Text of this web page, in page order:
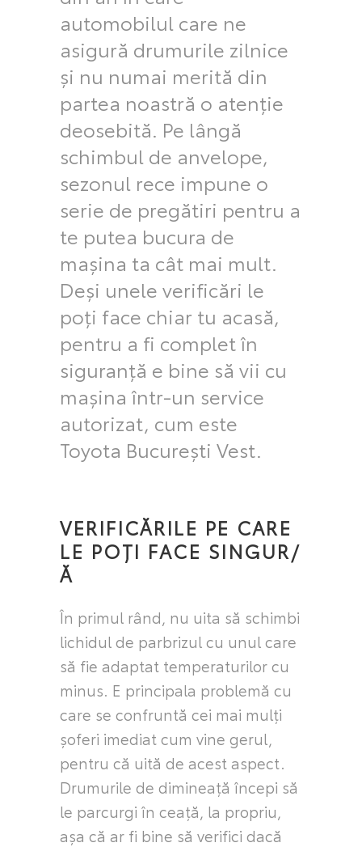
automobilul care ne
asigură drumurile zilnice
și nu numai merită din
partea noastră o atenție
deosebită. Pe lângă
schimbul de anvelope,
sezonul rece impune o
serie de pregătiri pentru a
te putea bucura de
mașina ta cât mai mult.
Deşi unele verificări le
poţi face chiar tu acasă,
pentru a fi complet în
siguranță e bine să vii cu
mașina într-un service
autorizat, cum este
Toyota București Vest.
VERIFICĂRILE PE CARE
LE POȚI FACE SINGUR/
Ă
În primul rând, nu uita să schimbi
lichidul de parbrizul cu unul care
să fie adaptat temperaturilor cu
minus. E principala problemă cu
care se confruntă cei mai mulți
șoferi imediat cum vine gerul,
pentru că uită de acest aspect.
Drumurile de dimineață începi să
le parcurgi în ceață, la propriu,
așa că ar fi bine să verifici dacă